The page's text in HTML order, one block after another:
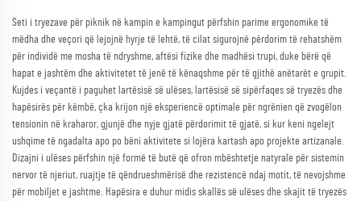
Seti i tryezave për piknik në kampin e kampingut përfshin parime ergonomike të
mëdha dhe veçori që lejojnë hyrje të lehtë, të cilat sigurojnë përdorim të rehatshëm
për individë me mosha të ndryshme, aftësi fizike dhe madhësi trupi, duke bërë që
hapat e jashtëm dhe aktivitetet të jenë të kënaqshme për të gjithë anëtarët e grupit.
Kujdes i veçantë i paguhet lartësisë së ulëses, lartësisë së sipërfaqes së tryezës dhe
hapësirës për këmbë, çka krijon një eksperiencë optimale për ngrënien që zvogëlon
tensionin në kraharor, gjunjë dhe nyje gjatë përdorimit të gjatë, si kur keni ngelejt
ushqime të ngadalta apo po bëni aktivitete si lojëra kartash apo projekte artizanale.
Dizajni i ulëses përfshin një formë të butë që ofron mbështetje natyrale për sistemin
nervor të njeriut, ruajtje të qëndrueshmërisë dhe rezistencë ndaj motit, të nevojshme
për mobiljet e jashtme. Hapësira e duhur midis skallës së ulëses dhe skajit të tryezës